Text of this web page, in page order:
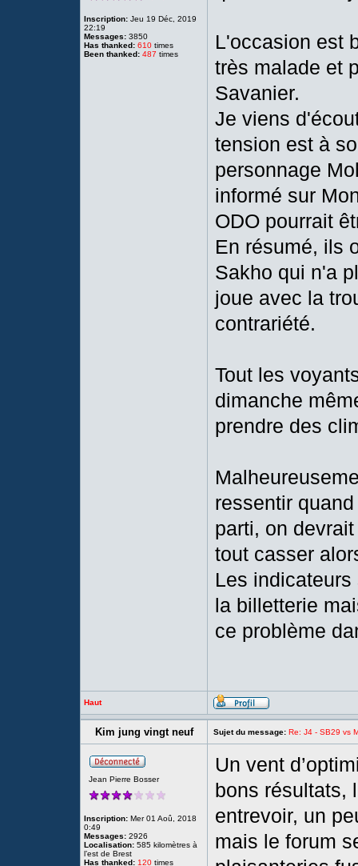
Inscription: Jeu 19 Déc, 2019
22:19
Messages: 3850
Has thanked: 610 times
Been thanked: 487 times
L'occasion est
très malade et
Savanier.
Je viens
tension est à
personnage
informé sur
ODO pourrait
En résumé, ils
Sakho qui n'a
joue avec la
contrariété.
Tout les
dimanche
prendre des
ressentir
parti, on
tout casser
Les
la billetterie
ce problème
Haut
Kim jung vingt neuf Sujet du message: Re: J4 - SB29 vs
Jean Pierre Bosser
Inscription: Mer 01 Aoû, 2018
0:49
Messages: 2926
Localisation: 585 kilomètres à
l’est de Brest
Has thanked: 120 times
Un vent
bons résultats,
entrevoir, un
mais le forum